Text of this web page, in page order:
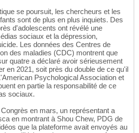
se poursuit, les chercheurs et les
sont de plus en plus inquiets. Des
d'adolescents ont révélé une
sociaux et la dépression,
Les données des Centres de
des maladies (CDC) montrent que
quatre a déclaré avoir sérieusement
en 2021, soit près du double de ce qu'il
Psychological Association et
en partie la responsabilité de ce
sociaux.
en mars, un représentant a
en montrant à Shou Chew, PDG de
que la plateforme avait envoyés au